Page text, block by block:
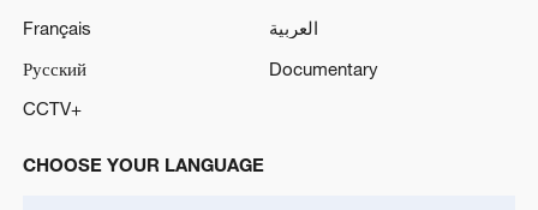
Français
العربية
Русский
Documentary
CCTV+
CHOOSE YOUR LANGUAGE